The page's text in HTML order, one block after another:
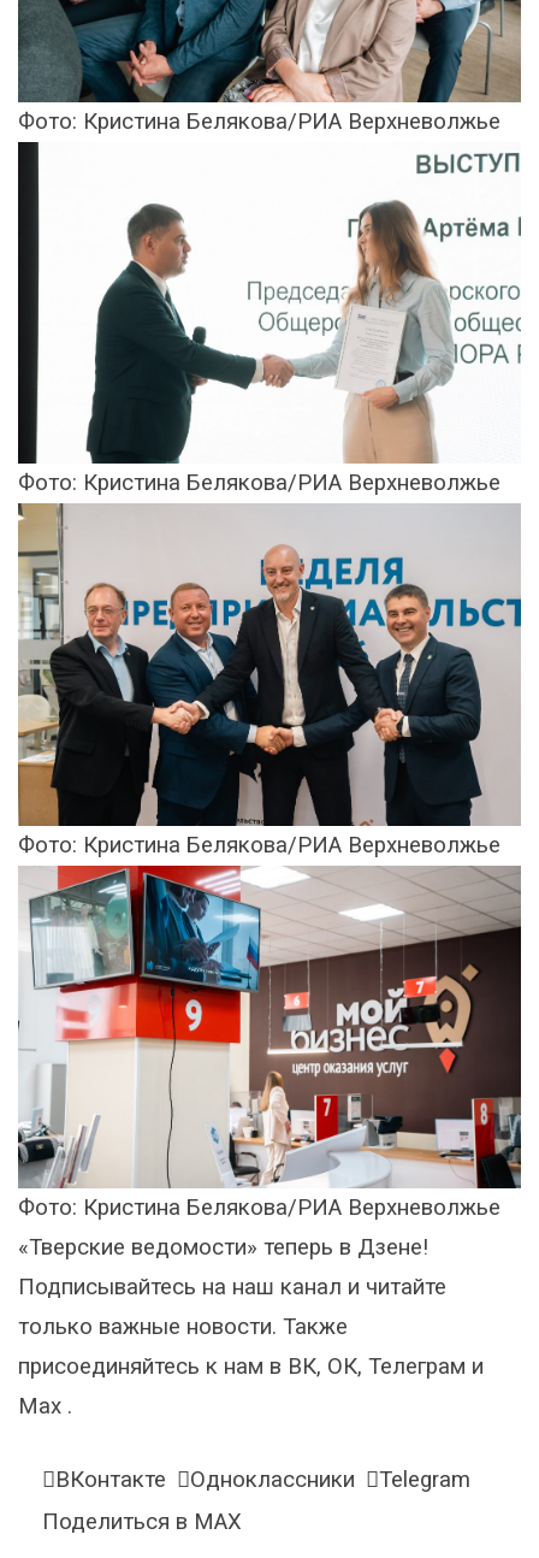
Фото: Кристина Белякова/РИА Верхневолжье
Фото: Кристина Белякова/РИА Верхневолжье
Фото: Кристина Белякова/РИА Верхневолжье
Фото: Кристина Белякова/РИА Верхневолжье
«Тверские ведомости» теперь в Дзене!
Подписывайтесь на наш канал и читайте
только важные новости. Также
присоединяйтесь к нам в ВК, ОК, Телеграм и
Max .
ВКонтакте Одноклассники
Telegram
Поделиться в MAX